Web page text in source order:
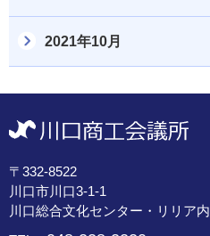
2021年10月
〒332-8522
川口市川口3-1-1
川口総合文化センター・リリア内